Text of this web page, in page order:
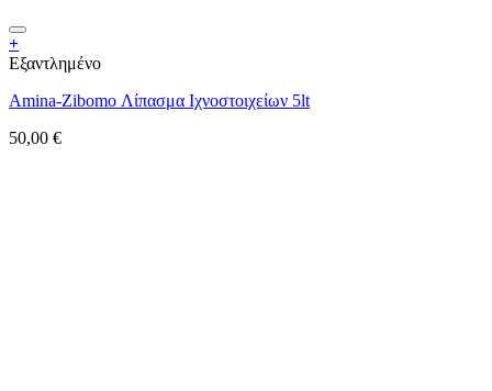
+
Εξαντλημένο
Amina-Zibomo Λίπασμα Ιχνοστοιχείων 5lt
50,00 €